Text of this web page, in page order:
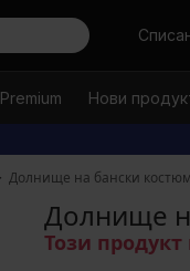
Търси
Premium Нови
Долнище на бански
Долнище
Този